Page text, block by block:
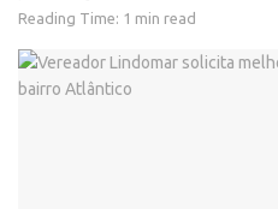
Reading Time: 1 min read